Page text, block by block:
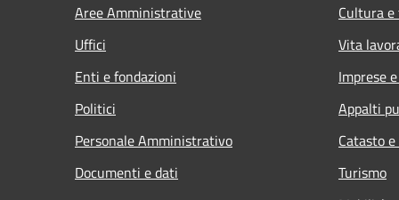
Aree Amministrative
Uffici
Enti e fondazioni
Politici
Personale Amministrativo
Documenti e dati
Cultura
Vita
Imprese
Appalti
Catasto
Turismo